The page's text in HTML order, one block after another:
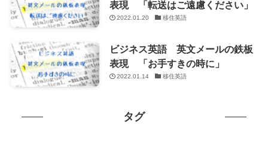
表現 「転送はご遠慮ください」
2022.01.20 移住英語
ビジネス英語 英文メールの鉄板
表現 「お手すきの時に」
2022.01.14 移住英語
タグ